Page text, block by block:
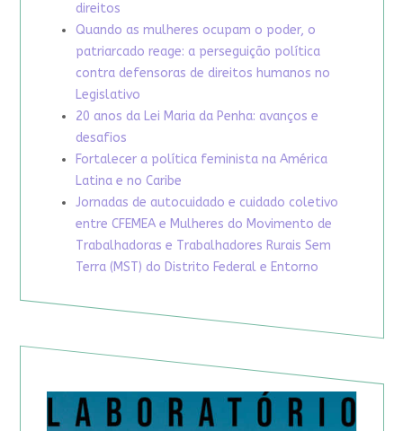
direitos
Quando as mulheres ocupam o poder, o
patriarcado reage: a perseguição política
contra defensoras de direitos humanos no
Legislativo
20 anos da Lei Maria da Penha: avanços e
desafios
Fortalecer a política feminista na América
Latina e no Caribe
Jornadas de autocuidado e cuidado coletivo
entre CFEMEA e Mulheres do Movimento de
Trabalhadoras e Trabalhadores Rurais Sem
Terra (MST) do Distrito Federal e Entorno